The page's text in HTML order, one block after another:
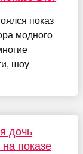
показ
модного
шоу
дочь
показе